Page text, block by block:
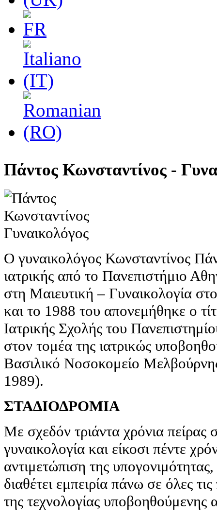
Πάντος Κωνσταντίνος -
Ο γυναικολόγος Κωνσταντίνος
ιατρικής από το Πανεπιστήμιο
στη Μαιευτική – Γυναικολογία
και το 1988 του απονεμήθηκε ο
Ιατρικής Σχολής του
στον τομέα της ιατρικώς
Βασιλικό Νοσοκομείο
1989).
ΣΤΑΔΙΟΔΡΟΜΙΑ
Με σχεδόν τριάντα χρόνια πείρας
γυναικολογία και είκοσι πέντε
αντιμετώπιση της
διαθέτει εμπειρία πάνω σε όλες
της τεχνολογίας υποβοηθούμενης